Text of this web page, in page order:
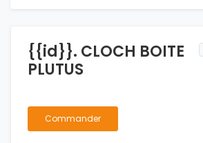
{{id}}. CLOCH BOITE
PLUTUS
Commander